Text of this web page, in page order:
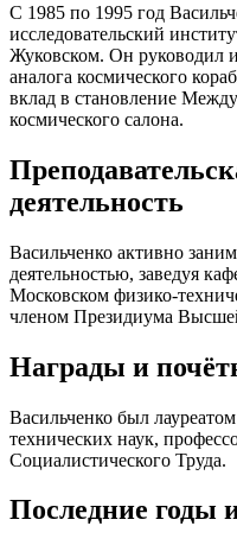
С 1985 по 1995 год
исследовательский
Жуковском. Он руководил
аналога космического
вклад в становление
космического салона.
деятельность
Васильченко активно
деятельностью, заведуя
Московском физико-
членом Президиума
Награды и
Васильченко был
технических наук,
Социалистического Труда.
Последние годы